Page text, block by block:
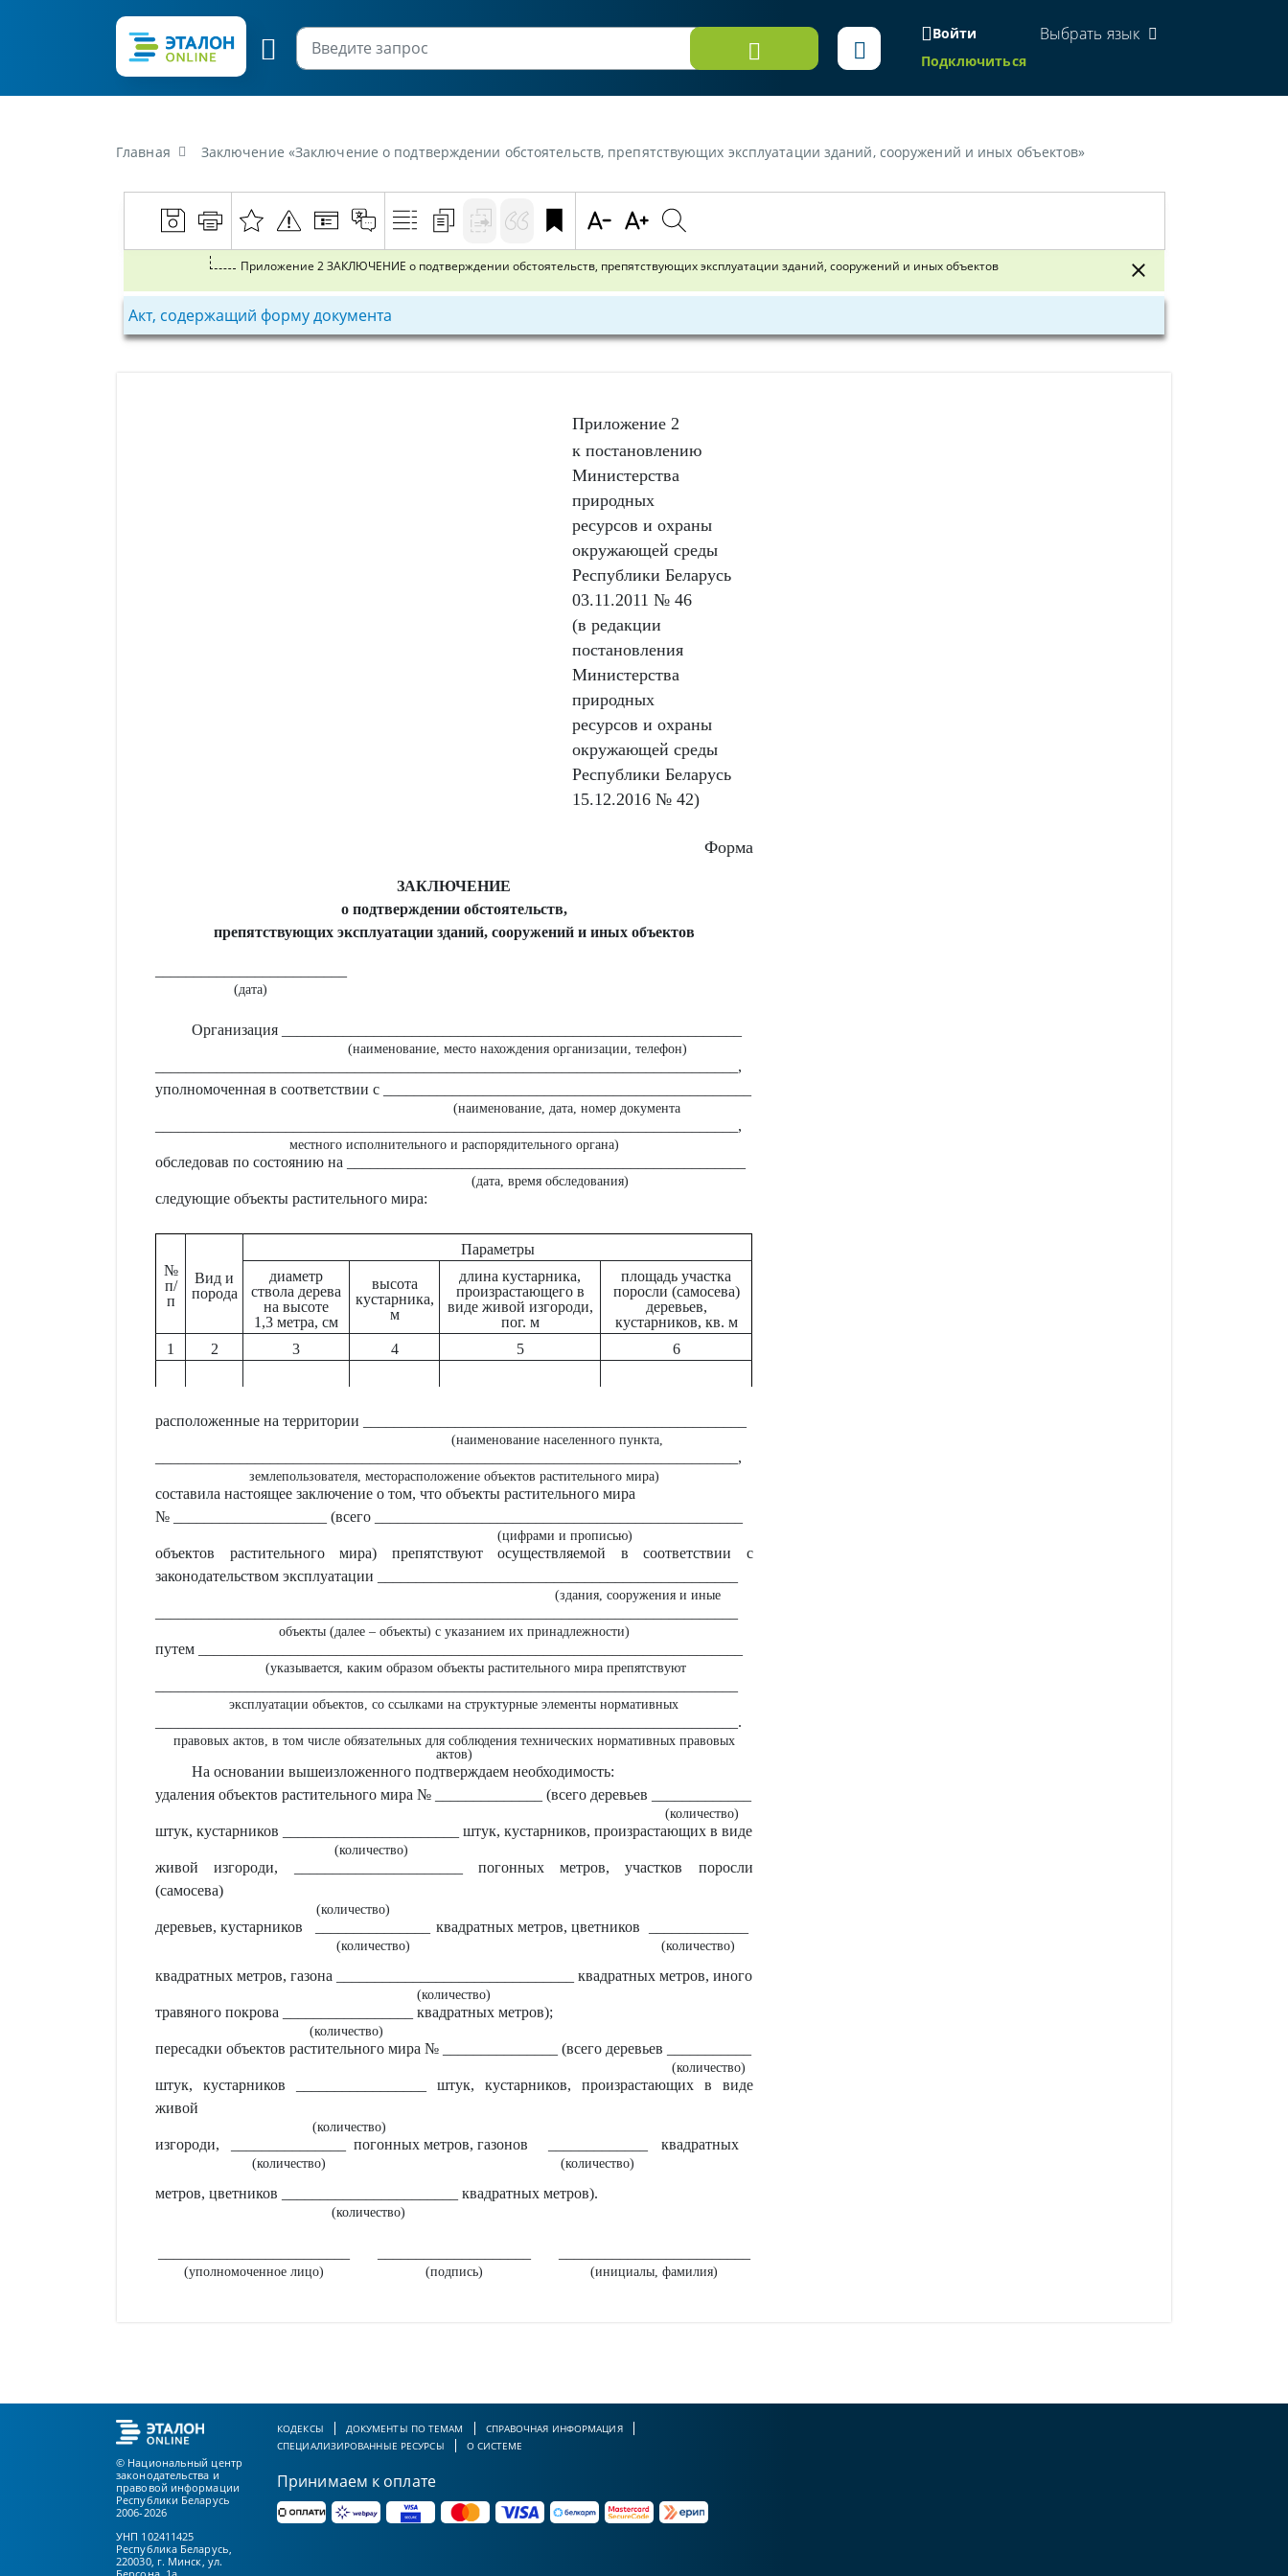
Войти
Подключиться
Выбрать язык
Главная Заключение «Заключение о подтверждении обстоятельств, препятствующих эксплуатации зданий, сооружений и иных объектов»
Приложение 2 ЗАКЛЮЧЕНИЕ о подтверждении обстоятельств, препятствующих эксплуатации зданий, сооружений и иных объектов
Акт, содержащий форму документа
Приложение 2
к постановлению
Министерства
природных
ресурсов и охраны
окружающей среды
Республики Беларусь
03.11.2011 № 46
(в редакции
постановления
Министерства
природных
ресурсов и охраны
окружающей среды
Республики Беларусь
15.12.2016 № 42)
Форма
ЗАКЛЮЧЕНИЕ
о подтверждении обстоятельств,
препятствующих эксплуатации зданий, сооружений и иных объектов
(дата)
Организация ____________________________________________________________
(наименование, место нахождения организации, телефон)
____________________________________________________________________________,
уполномоченная в соответствии с ________________________________________________
(наименование, дата, номер документа
____________________________________________________________________________,
местного исполнительного и распорядительного органа)
обследовав по состоянию на ____________________________________________________
(дата, время обследования)
следующие объекты растительного мира:
№
п/
п
Вид и
порода
Параметры
диаметр
ствола дерева
на высоте
1,3 метра, см
высота
кустарника,
м
длина кустарника,
произрастающего в
виде живой изгороди,
пог. м
площадь участка
поросли (самосева)
деревьев,
кустарников, кв. м
1
2 3 4 5 6
расположенные на территории __________________________________________________
(наименование населенного пункта,
____________________________________________________________________________,
землепользователя, месторасположение объектов растительного мира)
составила настоящее заключение о том, что объекты растительного мира
№ ____________________ (всего ________________________________________________
(цифрами и прописью)
объектов растительного мира) препятствуют осуществляемой в соответствии с
законодательством эксплуатации _______________________________________________
(здания, сооружения и иные
объекты (далее – объекты) с указанием их принадлежности)
путем _______________________________________________________________________
(указывается, каким образом объекты растительного мира препятствуют
эксплуатации объектов, со ссылками на структурные элементы нормативных
____________________________________________________________________________.
правовых актов, в том числе обязательных для соблюдения технических нормативных правовых
актов)
На основании вышеизложенного подтверждаем необходимость:
удаления объектов растительного мира № ______________ (всего деревьев _____________
(количество)
штук, кустарников _______________________ штук, кустарников, произрастающих в виде
(количество)
живой изгороди, ______________________ погонных метров, участков поросли
(самосева)
(количество)
деревьев, кустарников квадратных метров, цветников
(количество) (количество)
квадратных метров, газона _______________________________ квадратных метров, иного
(количество)
травяного покрова _________________ квадратных метров);
(количество)
пересадки объектов растительного мира № _______________ (всего деревьев ___________
(количество)
штук, кустарников _________________ штук, кустарников, произрастающих в виде
живой
(количество)
изгороди, погонных метров, газонов квадратных
(количество) (количество)
метров, цветников _______________________ квадратных метров).
(количество)
(уполномоченное лицо) (подпись) (инициалы, фамилия)
© Национальный центр
законодательства и
правовой информации
Республики Беларусь
2006-2026
УНП 102411425
Республика Беларусь,
220030, г. Минск, ул.
КОДЕКСЫ ДОКУМЕНТЫ ПО ТЕМАМ
СПРАВОЧНАЯ ИНФОРМАЦИЯ
СПЕЦИАЛИЗИРОВАННЫЕ РЕСУРСЫ
О СИСТЕМЕ
Принимаем к оплате